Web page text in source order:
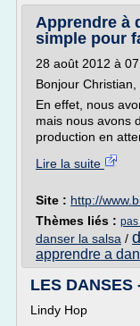
Apprendre à
simple pour
28 août 2012 à
Bonjour Christian,
En effet, nous
mais nous avons
production en
Lire la suite
Site : http://
Thèmes liés : pas
danser la salsa /
apprendre a
LES
Lindy Hop